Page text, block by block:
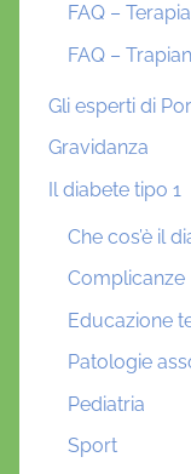
FAQ –
FAQ –
Gli esperti di
Gravidanza
Il diabete tipo 1
Che cos’è il
Complicanze
Educazione
Patologie
Pediatria
Sport